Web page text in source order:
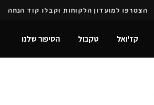
הצטרפו למועדון הלקוחות וקבלו קוד הנחה
קז'ואל טקבול הסיפור שלנו